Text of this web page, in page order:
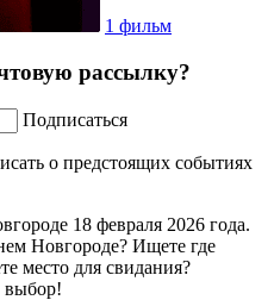
1 фильм
рассылку?
Подписаться
о предстоящих событиях
18 февраля 2026 года.
Новгороде? Ищете где
место для свидания?
выбор!